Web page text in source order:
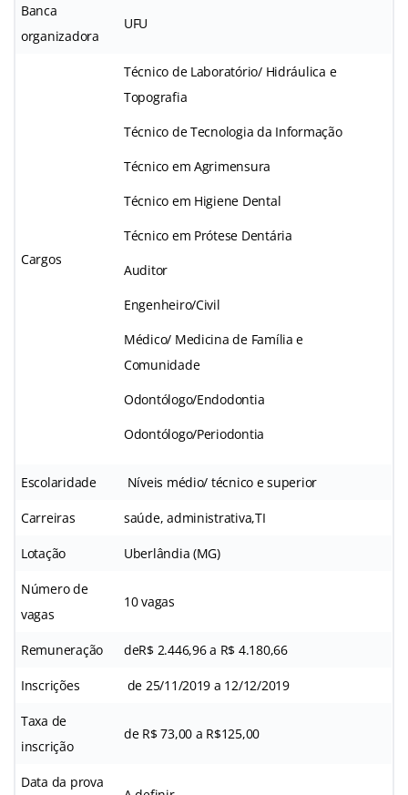
Banca
organizadora
UFU
Cargos
Técnico de Laboratório/ Hidráulica e
Topografia
Técnico de Tecnologia da Informação
Técnico em Agrimensura
Técnico em Higiene Dental
Técnico em Prótese Dentária
Auditor
Engenheiro/Civil
Médico/ Medicina de Família e
Comunidade
Odontólogo/Endodontia
Odontólogo/Periodontia
Escolaridade Níveis médio/ técnico e superior
Carreiras saúde, administrativa,TI
Lotação Uberlândia (MG)
Número de
vagas
10 vagas
Remuneração deR$ 2.446,96 a R$ 4.180,66
Inscrições de 25/11/2019 a 12/12/2019
Taxa de
inscrição
de R$ 73,00 a R$125,00
Data da prova